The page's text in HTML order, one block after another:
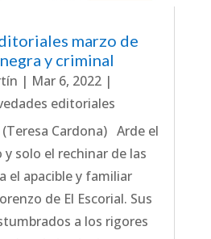
marzo de
y criminal
| Mar 6, 2022|
editoriales
Cardona) Arde el
solo el rechinar de las
el apacible y familiar
de El Escorial. Sus
a los rigores